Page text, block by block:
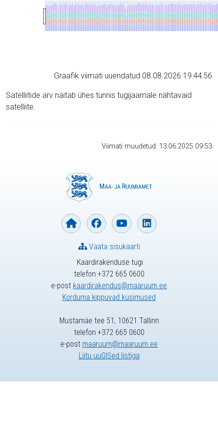
Graafik viimati uuendatud 08.08.2026 19:44:56
Satelliitide arv näitab ühes tunnis tugijaamale nähtavaid
satelliite.
Viimati muudetud: 13.06.2025 09:53
Kaardirakenduse tugi
telefon +372 665 0600
e-post kaardirakendus@maaruum.ee
Korduma kippuvad küsimused
Vaata sisukaarti
Mustamäe tee 51, 10621 Tallinn
telefon +372 665 0600
e-post maaruum@maaruum.ee
Liitu uuGISed listiga